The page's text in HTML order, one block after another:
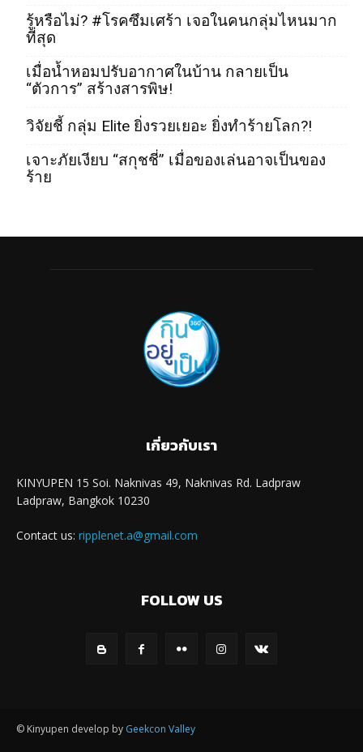
รู้หรือไม่? #โรคซึมเศร้า เจอในคนกลุ่มไหนมาก
ที่สุด
เมื่อน้ำหอมปรับอากาศในบ้าน กลายเป็น
“ตัวการ” สร้างสารพิษ!
วิจัยชี้ กลุ่ม Elite ยิ่งรวยเยอะ ยิ่งทำร้ายโลก?!
เจาะภัยเงียบ “สกุชชี่” เมื่อของเล่นอาจเป็นของ
ร้าย
เกี่ยวกับเรา
KINYUPEN 15 Soi. Naknivas 49, Naknivas Rd. Ladpraw
Ladpraw, Bangkok 10230
Contact us: ripplenet.a@gmail.com
FOLLOW US
© Kinyupen develop by Geekcon Valley